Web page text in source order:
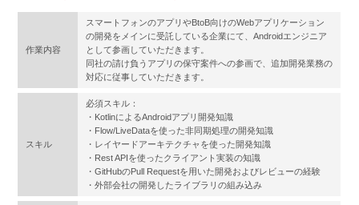
作業内容
スマートフォンのアプリやBtoB向けのWebアプリケーション
の開発をメインに受託している企業にて、Androidエンジニア
として参画していただきます。
同社の請け負うアプリの保守案件への参画で、追加開発業務の
対応に従事していただきます。
スキル
必須スキル：
・KotlinによるAndroidアプリ開発知識
・Flow/LiveDataを使った非同期処理の開発知識
・レイヤードアーキテクチャを使った開発知識
・Rest APIを使ったクライアント実装の知識
・GitHubのPull Requestを用いた開発およびレビューの経験
・外部会社の開発したライブラリの組み込み